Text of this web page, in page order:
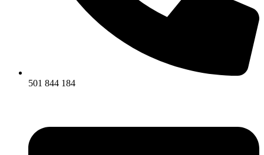
501 844 184